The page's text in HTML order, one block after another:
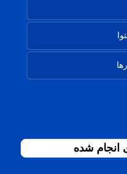
انجام شده